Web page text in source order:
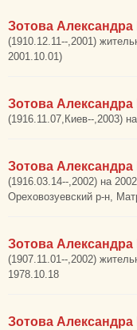
Зотова
(1910.12.11--,2001)
2001.10.01)
Зотова
(1916.11.07,Киев--,2003)
Зотова Александра
(1916.03.14--,2002) на
Ореховозуевский р-н,
Зотова
(1907.11.01--,2002)
1978.10.18
Зотова